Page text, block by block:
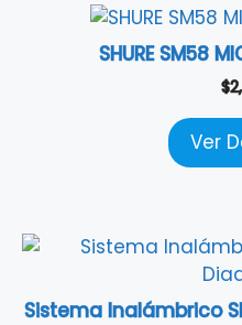
SHURE SM58
$
Ver
Sistema Inalámbrico